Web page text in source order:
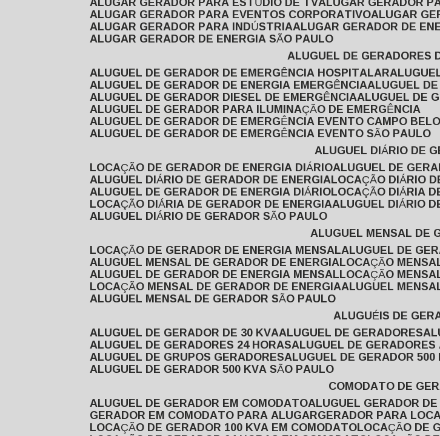
ALUGAR GERADOR PARA EVENTOS CORPORATIVO ALUGAR
ALUGAR GERADOR PARA INDÚSTRIA ALUGAR GERADOR DE
ALUGAR GERADOR DE ENERGIA SÃO PAULO
ALUGUEL DE
ALUGUEL DE GERADOR DE EMERGÊNCIA HOSPITALAR
ALUGUEL DE GERADOR DE ENERGIA EMERGÊNCIA ALUGUEL
ALUGUEL DE GERADOR DIESEL DE EMERGÊNCIA ALUGUEL DE
ALUGUEL DE GERADOR PARA ILUMINAÇÃO DE EMERGÊNCIA
ALUGUEL DE GERADOR DE EMERGÊNCIA EVENTO CAMPO BELO
ALUGUEL DE GERADOR DE EMERGÊNCIA EVENTO SÃO PAULO
ALUGUEL DIÁRIO DE
LOCAÇÃO DE GERADOR DE ENERGIA DIÁRIO ALUGUEL DE
ALUGUEL DIÁRIO DE GERADOR DE ENERGIA LOCAÇÃO DIÁRIO
ALUGUEL DE GERADOR DE ENERGIA DIÁRIO LOCAÇÃO DIÁRIA
LOCAÇÃO DIÁRIA DE GERADOR DE ENERGIA ALUGUEL DIÁRIO
ALUGUEL DIÁRIO DE GERADOR SÃO PAULO
ALUGUEL MENSAL DE
LOCAÇÃO DE GERADOR DE ENERGIA MENSAL ALUGUEL DE
ALUGUEL MENSAL DE GERADOR DE ENERGIA LOCAÇÃO
ALUGUEL DE GERADOR DE ENERGIA MENSAL LOCAÇÃO
LOCAÇÃO MENSAL DE GERADOR DE ENERGIA ALUGUEL
ALUGUEL MENSAL DE GERADOR SÃO PAULO
ALUGUÉIS DE
ALUGUEL DE GERADOR DE 30 KVA ALUGUEL DE GERADORES
ALUGUEL DE GERADORES 24 HORAS ALUGUEL DE
ALUGUEL DE GRUPOS GERADORES ALUGUEL DE GERADOR
ALUGUEL DE GERADOR 500 KVA SÃO PAULO
COMODATO DE
ALUGUEL DE GERADOR EM COMODATO ALUGUEL GERADOR
GERADOR EM COMODATO PARA ALUGAR GERADOR PARA
LOCAÇÃO DE GERADOR 100 KVA EM COMODATO LOCAÇÃO